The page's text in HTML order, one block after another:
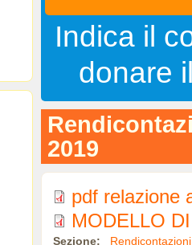
Indica il
donare
2019
pdf relazione
MODELLO
Sezione: